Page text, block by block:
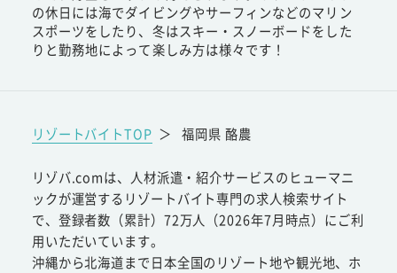
の休日には海でダイビングやサーフィンなどのマリン
スポーツをしたり、冬はスキー・スノーボードをした
りと勤務地によって楽しみ方は様々です！
リゾートバイトTOP ＞ 福岡県 酪農
リゾバ.comは、人材派遣・紹介サービスのヒューマニ
ックが運営するリゾートバイト専門の求人検索サイト
で、登録者数（累計）72万人（2026年7月時点）にご利
用いただいています。
沖縄から北海道まで日本全国のリゾート地や観光地、ホ